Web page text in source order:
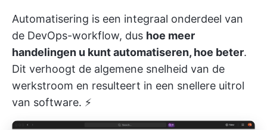
Automatisering is een integraal onderdeel van
de DevOps-workflow, dus hoe meer
handelingen u kunt automatiseren, hoe beter.
Dit verhoogt de algemene snelheid van de
werkstroom en resulteert in een snellere uitrol
van software. ⚡